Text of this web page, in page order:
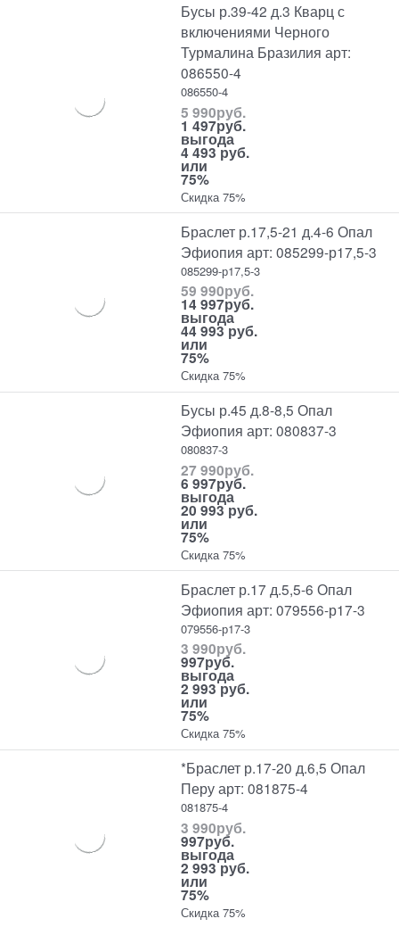
Бусы р.39-42 д.3 Кварц с
включениями Черного
Турмалина Бразилия арт:
086550-4
086550-4
5 990руб.
1 497руб.
выгода
4 493 руб.
или
75%
Скидка 75%
Браслет р.17,5-21 д.4-6 Опал
Эфиопия арт: 085299-р17,5-3
085299-р17,5-3
59 990руб.
14 997руб.
выгода
44 993 руб.
или
75%
Скидка 75%
Бусы р.45 д.8-8,5 Опал
Эфиопия арт: 080837-3
080837-3
27 990руб.
6 997руб.
выгода
20 993 руб.
или
75%
Скидка 75%
Браслет р.17 д.5,5-6 Опал
Эфиопия арт: 079556-р17-3
079556-р17-3
3 990руб.
997руб.
выгода
2 993 руб.
или
75%
Скидка 75%
*Браслет р.17-20 д.6,5 Опал
Перу арт: 081875-4
081875-4
3 990руб.
997руб.
выгода
2 993 руб.
или
75%
Скидка 75%